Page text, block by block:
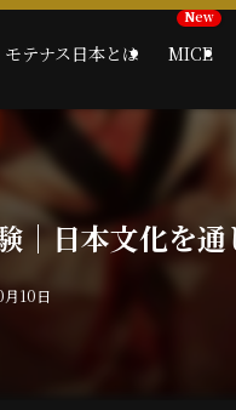
モテナス日本とは MICE
｜日本文化を
10日